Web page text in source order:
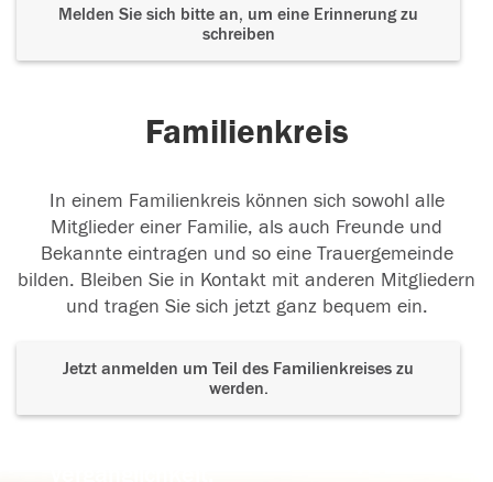
Melden Sie sich bitte an, um eine Erinnerung zu
schreiben
Familienkreis
In einem Familienkreis können sich sowohl alle
Mitglieder einer Familie, als auch Freunde und
Bekannte eintragen und so eine Trauergemeinde
bilden. Bleiben Sie in Kontakt mit anderen Mitgliedern
und tragen Sie sich jetzt ganz bequem ein.
Jetzt anmelden um Teil des Familienkreises zu
werden.